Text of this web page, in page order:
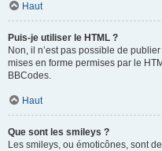
Haut
Puis-je utiliser le HTML ?
Non, il n’est pas possible de
mises en forme permises par le
BBCodes.
Haut
Que sont les smileys ?
Les smileys, ou émoticônes, sont